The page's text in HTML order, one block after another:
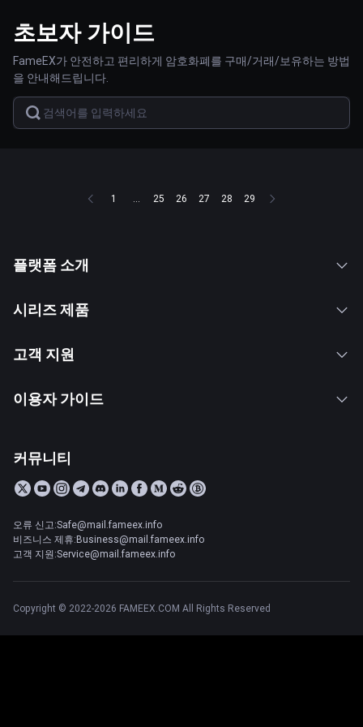
초보자 가이드
FameEX가 안전하고 편리하게 암호화폐를 구매/거래/보유하는 방법
을 안내해드립니다.
1 ... 25 26 27 28 29
플랫폼 소개
시리즈 제품
고객 지원
이용자 가이드
커뮤니티
오류 신고:Safe@mail.fameex.info
비즈니스 제휴:Business@mail.fameex.info
고객 지원:Service@mail.fameex.info
Copyright © 2022-2026 FAMEEX.COM All Rights Reserved